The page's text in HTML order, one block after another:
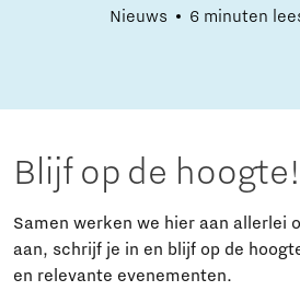
Nieuws 6 minuten
Blijf op de hoogte!
Samen werken we hier aan allerlei
aan, schrijf je in en blijf op de
en relevante evenementen.